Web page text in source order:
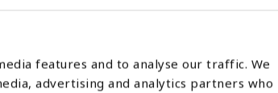
features and to analyse our traffic. We
advertising and analytics partners who